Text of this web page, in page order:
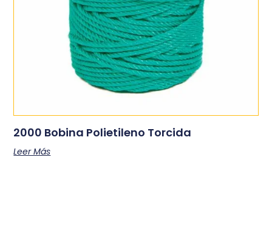
2000 Bobina Polietileno Torcida
Leer Más